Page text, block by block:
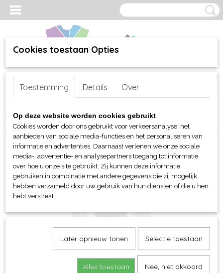
Inloggen Registreren
(0)
Home >webshop>Per merk >Stedman>Active Dry Sportkleding
> Stedman Active Dames Tanktop T-shirt
Cookies toestaan Opties
Toestemming Details Over
Op deze website worden cookies gebruikt
Cookies worden door ons gebruikt voor verkeersanalyse, het
aanbieden van sociale media-functies en het personaliseren van
informatie en advertenties. Daarnaast verlenen we onze sociale
media-, advertentie- en analysepartners toegang tot informatie
over hoe u onze site gebruikt. Zij kunnen deze informatie
gebruiken in combinatie met andere gegevens die zij mogelijk
hebben verzameld door uw gebruik van hun diensten of die u hen
hebt verstrekt.
Later opnieuw tonen Selectie toestaan
Alles toestaan Nee, niet akkoord